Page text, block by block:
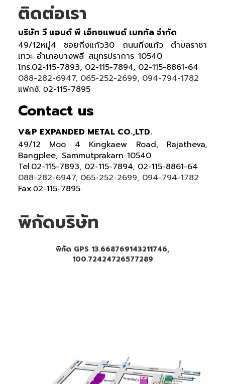
ติดต่อเรา
บริษัท วี แอนด์ พี เอ็กซแพนด์ เมททัล จำกัด
49/12หมู่4 ซอยกิ่งแก้ว30 ถนนกิ่งแก้ว ตำบลราชา
เทวะ อำเภอบางพลี สมุทรปราการ 10540
โทร.02-115-7893, 02-115-7894, 02-115-8861-64
088-282-6947, 065-252-2699, 094-794-1782
แฟกซ์. 02-115-7895
Contact us
V&P EXPANDED METAL CO.,LTD.
49/12 Moo 4 Kingkaew Road, Rajatheva,
Bangplee, Sammutprakarn 10540
Tel.02-115-7893, 02-115-7894, 02-115-8861-64
088-282-6947, 065-252-2699, 094-794-1782
Fax.02-115-7895
พิกัดบริษัท
พิกัด GPS 13.668769143211746,
100.72424726577289